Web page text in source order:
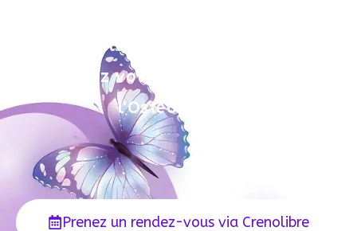
Reconnectez-vous à votre corps et
améliorez votre qualité de vie avec
l'Ostéopathie.
Prenez un rendez-vous via Crenolibre